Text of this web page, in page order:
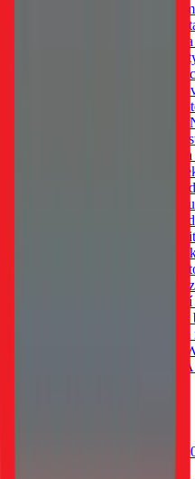
Cestovní adaptér, Tactical
technologií, která umožňuje
se vejde do přihrádky.
ochranou a třemi nabíjecími
Serious power. Moderní GaN
menším těle. Méně zahřívání.
bez problémů telefon, tablet i
cokoliv*. VÝSTUP A
pracuje inteligentní ochranný
proti přepětí, přetížení, přehřátí
konektory umožňují rychlé a
podporuje širokou škálu
přizpůsobuje výkon
ODOLNÝ V Tactical klademe
ke špičce ve své třídě díky
UL94 a moderních
dlouhou životnost. Proto je i
programu doživotní záruky.
záruky Tactical. BE ECO
Všechny naše produkty
recyklovaného papíru,
KLÍČOVÉ VLASTNOSTI
velikost 2 USB-C port 1 USB-A